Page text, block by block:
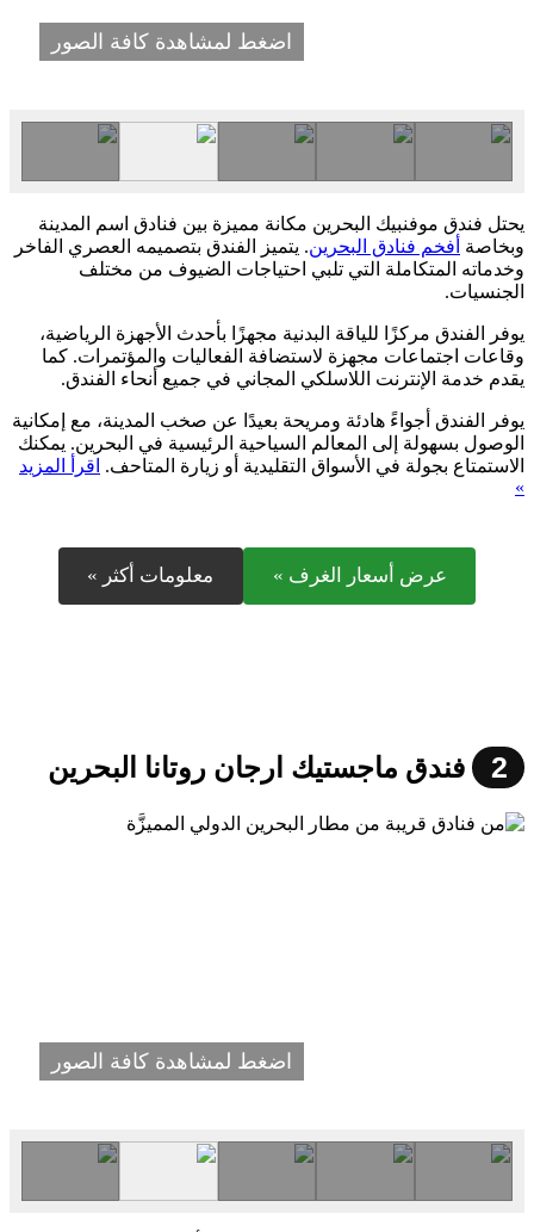
اضغط لمشاهدة كافة الصور
يحتل فندق موفنبيك البحرين مكانة مميزة بين فنادق اسم المدينة
وبخاصة أفخم فنادق البحرين. يتميز الفندق بتصميمه العصري الفاخر
وخدماته المتكاملة التي تلبي احتياجات الضيوف من مختلف
الجنسيات.
يوفر الفندق مركزًا للياقة البدنية مجهزًا بأحدث الأجهزة الرياضية،
وقاعات اجتماعات مجهزة لاستضافة الفعاليات والمؤتمرات. كما
يقدم خدمة الإنترنت اللاسلكي المجاني في جميع أنحاء الفندق.
يوفر الفندق أجواءً هادئة ومريحة بعيدًا عن صخب المدينة، مع إمكانية
الوصول بسهولة إلى المعالم السياحية الرئيسية في البحرين. يمكنك
الاستمتاع بجولة في الأسواق التقليدية أو زيارة المتاحف. اقرأ المزيد
»
عرض أسعار الغرف » معلومات أكثر »
2 فندق ماجستيك ارجان روتانا البحرين
اضغط لمشاهدة كافة الصور